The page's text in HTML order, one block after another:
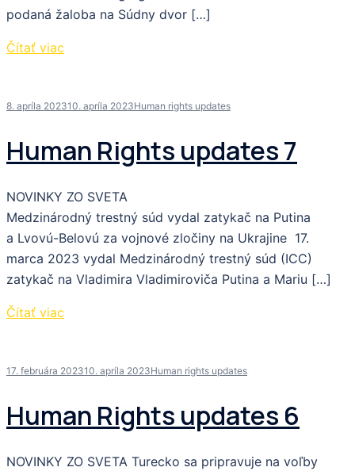
podaná žaloba na Súdny dvor […]
Čítať viac
8. apríla 202310. apríla 2023Human rights updates
Human Rights updates 7
NOVINKY ZO SVETA
Medzinárodný trestný súd vydal zatykač na Putina
a Lvovú-Belovú za vojnové zločiny na Ukrajine 17.
marca 2023 vydal Medzinárodný trestný súd (ICC)
zatykač na Vladimira Vladimiroviča Putina a Mariu […]
Čítať viac
17. februára 202310. apríla 2023Human rights updates
Human Rights updates 6
NOVINKY ZO SVETA Turecko sa pripravuje na voľby